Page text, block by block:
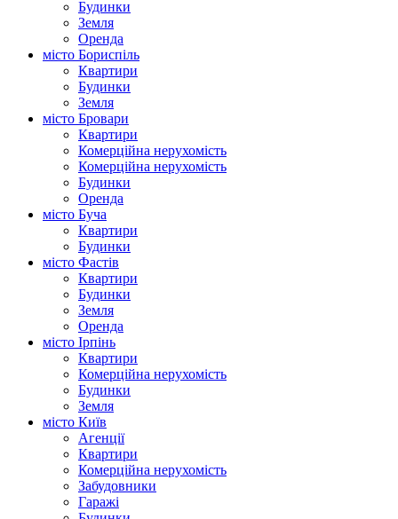
Будинки
Земля
Оренда
місто Бориспіль
Квартири
Будинки
Земля
місто Бровари
Квартири
Комерційна нерухомість
Комерційна нерухомість
Будинки
Оренда
місто Буча
Квартири
Будинки
місто Фастів
Квартири
Будинки
Земля
Оренда
місто Ірпінь
Квартири
Комерційна нерухомість
Будинки
Земля
місто Київ
Агенції
Квартири
Комерційна нерухомість
Забудовники
Гаражі